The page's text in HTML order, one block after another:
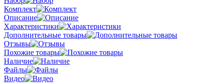
Комплект
Описание
Характеристики
Дополнительные товары
Отзывы
Похожие товары
Наличие
Файлы
Видео